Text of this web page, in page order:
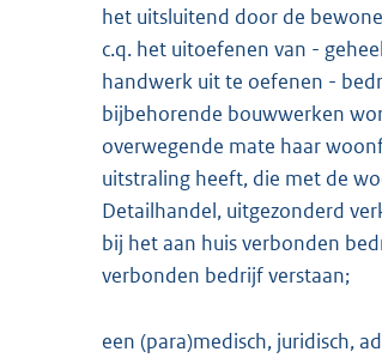
het uitsluitend door de
c.q. het uitoefenen van -
handwerk uit te oefenen -
bijbehorende bouwwerken
overwegende mate haar
uitstraling heeft, die met de
Detailhandel, uitgezonderd
bij het aan huis verbonden
verbonden bedrijf verstaan;
een (para)medisch, juridisch,